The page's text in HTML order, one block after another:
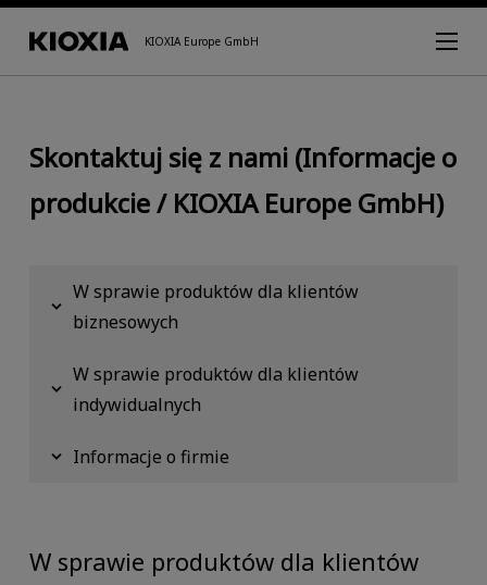
KIOXIA Europe GmbH
Skontaktuj się z nami (Informacje o
produkcie / KIOXIA Europe GmbH)
W sprawie produktów dla klientów
biznesowych
W sprawie produktów dla klientów
indywidualnych
Informacje o firmie
W sprawie produktów dla klientów